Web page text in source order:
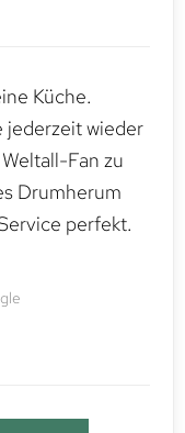
Küche.
jederzeit wieder
Fan zu
Drumherum
perfekt.